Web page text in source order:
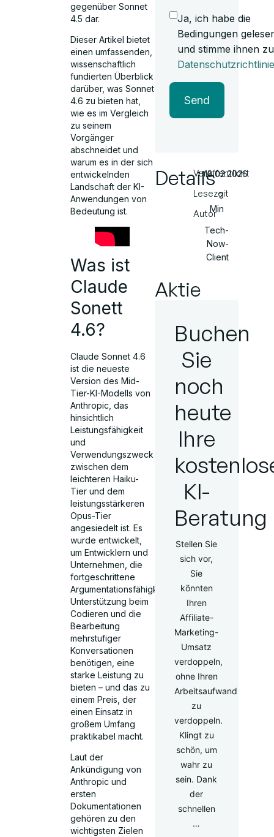
gegenüber Sonnet
4.5 dar.
Dieser Artikel bietet
einen umfassenden,
wissenschaftlich
fundierten Überblick
darüber, was Sonnet
4.6 zu bieten hat,
wie es im Vergleich
zu seinem
Vorgänger
abschneidet und
warum es in der sich
entwickelnden
Landschaft der KI-
Anwendungen von
Bedeutung ist.
Was ist
Claude
Sonett
4.6?
Claude Sonnet 4.6
ist die neueste
Version des Mid-
Tier-KI-Modells von
Anthropic, das
hinsichtlich
Leistungsfähigkeit
und
Verwendungszweck
zwischen dem
leichteren Haiku-
Tier und dem
leistungsstärkeren
Opus-Tier
angesiedelt ist. Es
wurde entwickelt,
um Entwicklern und
Unternehmen, die
fortgeschrittene
Argumentationsfähigkeiten,
Unterstützung beim
Codieren und die
Bearbeitung
mehrstufiger
Konversationen
benötigen, eine
starke Leistung zu
bieten – und das zu
einem Preis, der
einen Einsatz in
großem Umfang
praktikabel macht.
Laut der
Ankündigung von
Anthropic und
ersten
Dokumentationen
gehören zu den
wichtigsten Zielen
Ja, ich habe die
Bedingungen
und stimme ihnen
Datenschutzrichtlinie
Send
DetailsVeröffentlicht
Lesezeit
Autor
18.02.2026
3
Min
Tech-
Now-
Client
Aktie
Buchen
Sie
noch
heute
Ihre
KI-
Beratung
Stellen Sie
sich vor,
Sie
könnten
Ihren
Affiliate-
Marketing-
Umsatz
verdoppeln,
ohne Ihren
Arbeitsaufwand
zu
verdoppeln.
Klingt zu
schön, um
wahr zu
sein. Dank
der
schnellen
…